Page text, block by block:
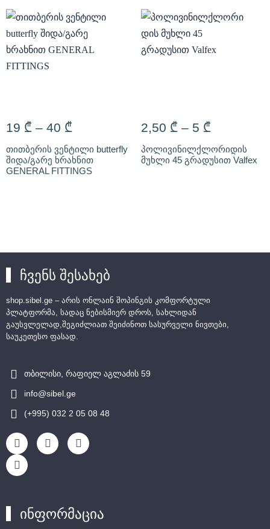
19 ₾ – 40 ₾
თითბერის ვენტილი butterfly
შიდა/გარე ხრახნით
GENERAL FITTINGS
2,50 ₾ – 5 ₾
პოლივინილქლორიდის
მუხლი 45 გრადუსით Valfex
ჩვენს შესახებ
shop.sibel.ge – არის ონლაინ შოპინგის კომფორტული
პლატფორმა, სადაც ნებისმიერ დროს, სახლიდან
გაუსვლელად,შეგიძლიათ შეიძინოთ სასურველი ნივთები,
საუკეთესო ფასად.
თბილისი, რაფიელ აგლაძის 59
info@sibel.ge
(+995) 032 2 05 08 48
ინფორმაცია